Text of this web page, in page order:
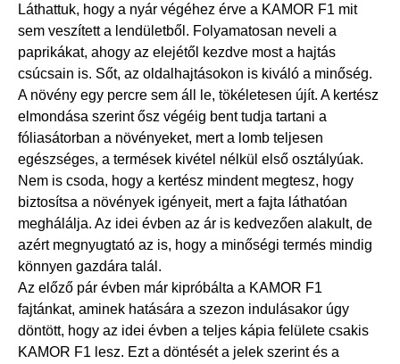
Láthattuk, hogy a nyár végéhez érve a KAMOR F1 mit
sem veszített a lendületből. Folyamatosan neveli a
paprikákat, ahogy az elejétől kezdve most a hajtás
csúcsain is. Sőt, az oldalhajtásokon is kiváló a minőség.
A növény egy percre sem áll le, tökéletesen újít. A kertész
elmondása szerint ősz végéig bent tudja tartani a
fóliasátorban a növényeket, mert a lomb teljesen
egészséges, a termések kivétel nélkül első osztályúak.
Nem is csoda, hogy a kertész mindent megtesz, hogy
biztosítsa a növények igényeit, mert a fajta láthatóan
meghálálja. Az idei évben az ár is kedvezően alakult, de
azért megnyugtató az is, hogy a minőségi termés mindig
könnyen gazdára talál.
Az előző pár évben már kipróbálta a KAMOR F1
fajtánkat, aminek hatására a szezon indulásakor úgy
döntött, hogy az idei évben a teljes kápia felülete csakis
KAMOR F1 lesz. Ezt a döntését a jelek szerint és a